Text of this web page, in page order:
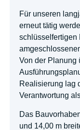
Für unseren
erneut tätig
schlüsselfertigen
Von der Planung
Realisierung lag
Verantwortung
Das
und 14,00 m